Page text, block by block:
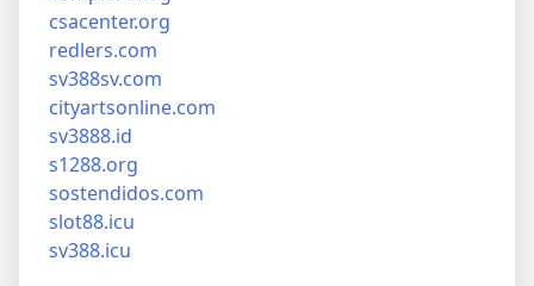
csacenter.org
redlers.com
sv388sv.com
cityartsonline.com
sv3888.id
s1288.org
sostendidos.com
slot88.icu
sv388.icu